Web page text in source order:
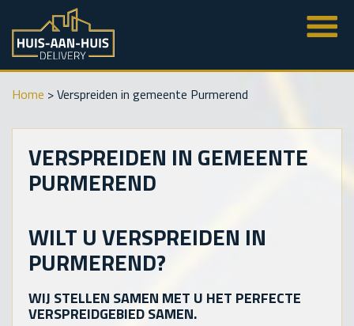
Home >Verspreiden in gemeente Purmerend
VERSPREIDEN IN GEMEENTE
PURMEREND
WILT U VERSPREIDEN IN
PURMEREND?
WIJ STELLEN SAMEN MET U HET PERFECTE
VERSPREIDGEBIED SAMEN.